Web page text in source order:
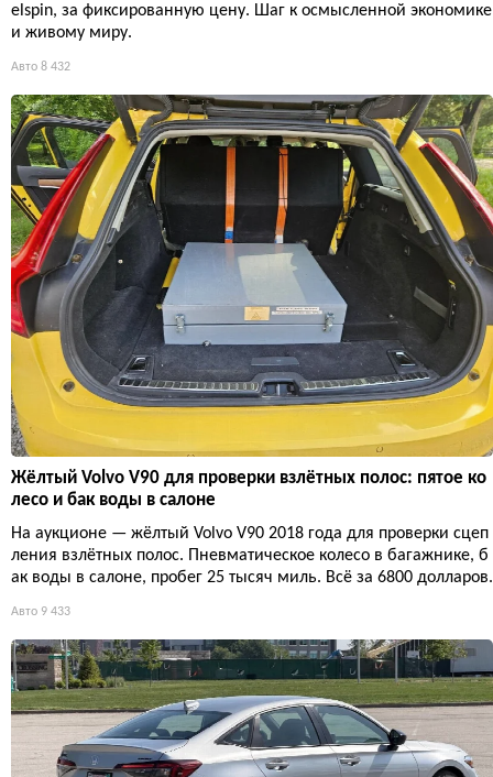
elspin, за фиксированную цену. Шаг к осмысленной экономике
и живому миру.
Авто 8 432
Жёлтый Volvo V90 для проверки взлётных полос: пятое ко
лесо и бак воды в салоне
На аукционе — жёлтый Volvo V90 2018 года для проверки сцеп
ления взлётных полос. Пневматическое колесо в багажнике, б
ак воды в салоне, пробег 25 тысяч миль. Всё за 6800 долларов.
Авто 9 433